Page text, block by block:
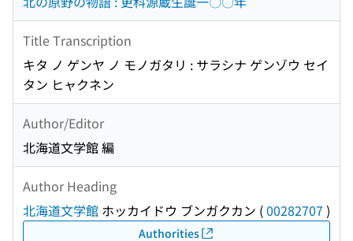
Title Transcription
キタ ノ ゲンヤ ノ モノガタリ : サラシナ ゲンゾウ セイ
タン ヒャクネン
Author/Editor
北海道文学館 編
Author Heading
北海道文学館 ホッカイドウ ブンガクカン (00282707 )
Authorities